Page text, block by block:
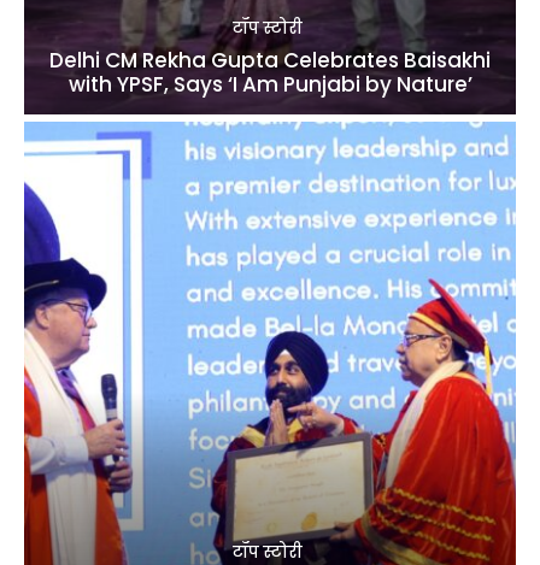
टॉप स्टोरी
Delhi CM Rekha Gupta Celebrates Baisakhi
with YPSF, Says ‘I Am Punjabi by Nature’
टॉप स्टोरी